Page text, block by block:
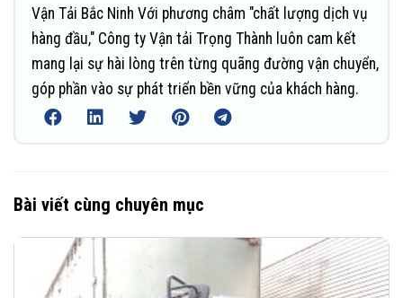
Vận Tải Bắc Ninh Với phương châm "chất lượng dịch vụ
hàng đầu," Công ty Vận tải Trọng Thành luôn cam kết
mang lại sự hài lòng trên từng quãng đường vận chuyển,
góp phần vào sự phát triển bền vững của khách hàng.
Bài viết cùng chuyên mục